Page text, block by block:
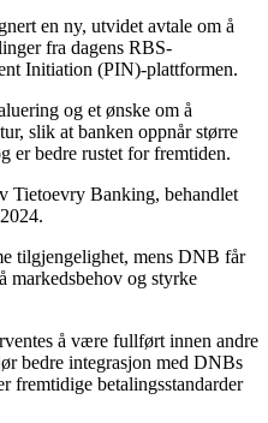
en ny, utvidet avtale om å
fra dagens RBS-
Initiation (PIN)-plattformen.
og et ønske om å
slik at banken oppnår større
er bedre rustet for fremtiden.
Tietoevry Banking, behandlet
tilgjengelighet, mens DNB får
markedsbehov og styrke
å være fullført innen andre
bedre integrasjon med DNBs
fremtidige betalingsstandarder